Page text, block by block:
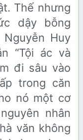
Thế nhưng
dậy bỗng
Huy
“Tội ác và
đi sâu vào
trong căn
nó một cơ
nhân
văn không